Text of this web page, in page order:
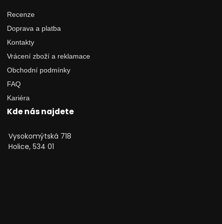
Recenze
Doprava a platba
Kontakty
Vrácení zboží a reklamace
Obchodní podmínky
FAQ
Kariéra
Kde nás najdete
Vysokomýtská 718
Holice, 534 01